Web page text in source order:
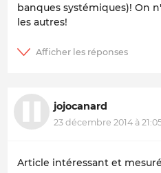
banques systémiques)! On
les autres!
jojocanard
23 décembre 2014 à
Article intéressant et